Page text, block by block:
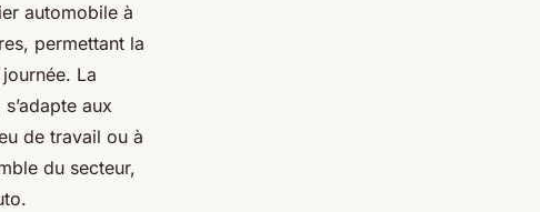
automobile à
permettant la
La
aux
de travail ou à
du secteur,